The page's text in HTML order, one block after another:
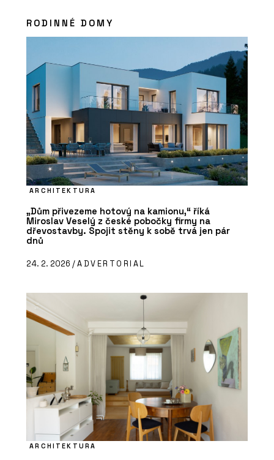
RODINNÉ DOMY
ARCHITEKTURA
„Dům přivezeme hotový na kamionu,“ říká
Miroslav Veselý z české pobočky firmy na
dřevostavby. Spojit stěny k sobě trvá jen pár
dnů
24. 2. 2026 /ADVERTORIAL
ARCHITEKTURA